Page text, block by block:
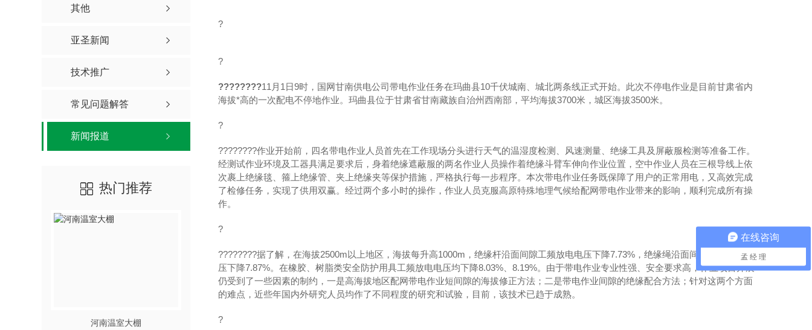
其他
亚圣新闻
技术推广
常见问题解答
新闻报道
热门推荐
河南温室大棚
?
?
????????11月1日9时，国网甘南供电公司带电作业任务在玛曲县10千伏城南、城北两条线正式开始。此次不停电作业是目前甘肃省内
海拔*高的一次配电不停地作业。玛曲县位于甘肃省甘南藏族自治州西南部，平均海拔3700米，城区海拔3500米。
?
????????作业开始前，四名带电作业人员首先在工作现场分头进行天气的温湿度检测、风速测量、绝缘工具及屏蔽服检测等准备工作。
经测试作业环境及工器具满足要求后，身着绝缘遮蔽服的两名作业人员操作着绝缘斗臂车伸向作业位置，空中作业人员在三根导线上依
次裹上绝缘毯、箍上绝缘管、夹上绝缘夹等保护措施，严格执行每一步程序。本次带电作业任务既保障了用户的正常用电，又高效完成
了检修任务，实现了供用双赢。经过两个多小时的操作，作业人员克服高原特殊地理气候给配网带电作业带来的影响，顺利完成所有操
作。
?
????????据了解，在海拔2500m以上地区，海拔每升高1000m，绝缘杆沿面间隙工频放电电压下降7.73%，绝缘绳沿面间隙工频放电电
压下降7.87%。在橡胶、树脂类安全防护用具工频放电电压均下降8.03%、8.19%。由于带电作业专业性强、安全要求高，作业项目开展
仍受到了一些因素的制约，一是高海拔地区配网带电作业短间隙的海拔修正方法；二是带电作业间隙的绝缘配合方法；针对这两个方面
的难点，近些年国内外研究人员均作了不同程度的研究和试验，目前，该技术已趋于成熟。
?
在线咨询
孟 经 理